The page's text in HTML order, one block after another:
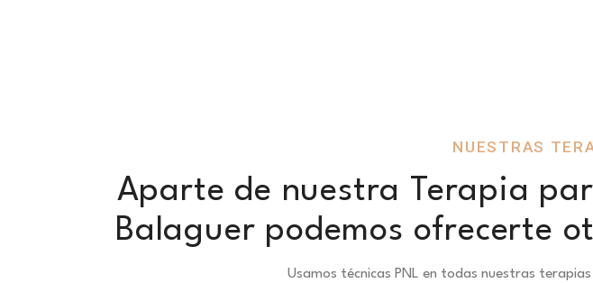
NUESTRAS
Aparte de nuestra Terapia
Balaguer podemos ofrecerte
Usamos técnicas PNL en todas nuestras